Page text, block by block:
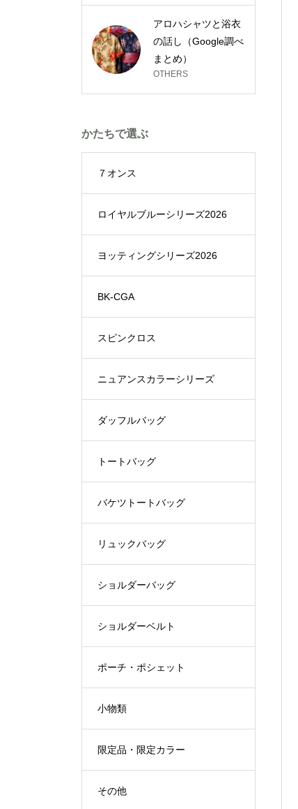
アロハシャツと浴衣
の話し（Google調べ
まとめ）
OTHERS
かたちで選ぶ
７オンス
ロイヤルブルーシリーズ2026
ヨッティングシリーズ2026
BK-CGA
スピンクロス
ニュアンスカラーシリーズ
ダッフルバッグ
トートバッグ
バケツトートバッグ
リュックバッグ
ショルダーバッグ
ショルダーベルト
ポーチ・ポシェット
小物類
限定品・限定カラー
その他